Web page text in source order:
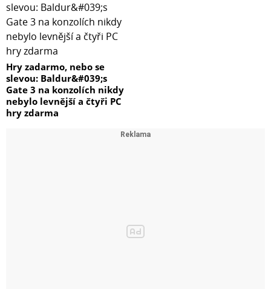
Hry zadarmo, nebo se
slevou: Baldur&#039;s
Gate 3 na konzolích nikdy
nebylo levnější a čtyři PC
hry zdarma